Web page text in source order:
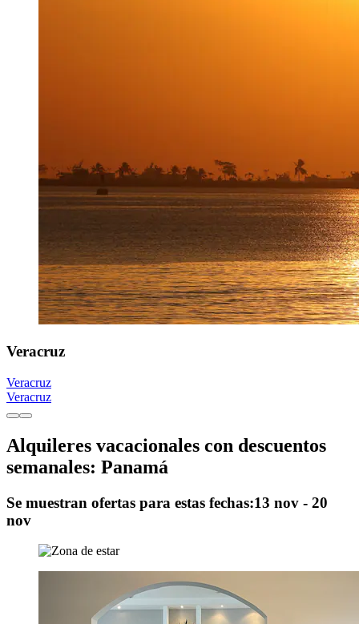
Veracruz
Veracruz
Veracruz
Alquileres vacacionales con descuentos
semanales: Panamá
Se muestran ofertas para estas fechas:13 nov - 20
nov